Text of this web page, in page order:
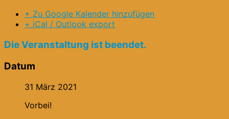
+ Zu Google Kalender hinzufügen
+ iCal / Outlook export
Die Veranstaltung ist beendet.
Datum
31 März 2021
Vorbei!